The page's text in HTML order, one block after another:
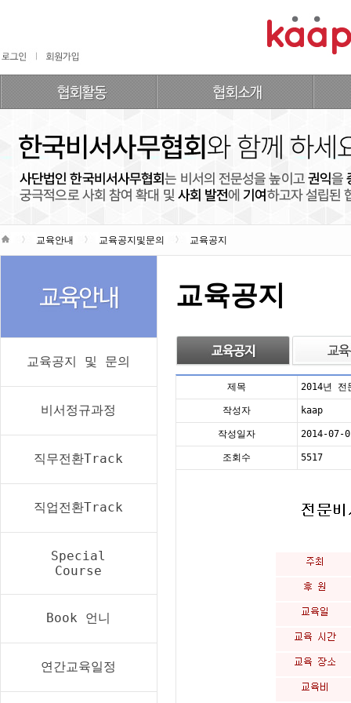
교육안내 교육공지및문의 교육공지
교육공지 및 문의
비서정규과정
직무전환Track
직업전환Track
Special
Course
Book 언니
연간교육일정
교육공지
제목 2014년 전
작성자 kaap
작성일자 2014-07-
조회수 5517